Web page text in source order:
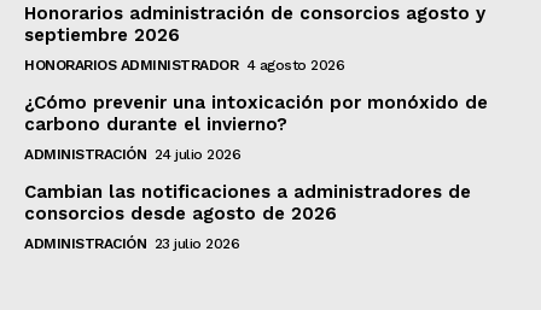
Honorarios administración de consorcios agosto y
septiembre 2026
HONORARIOS ADMINISTRADOR 4 agosto 2026
¿Cómo prevenir una intoxicación por monóxido de
carbono durante el invierno?
ADMINISTRACIÓN 24 julio 2026
Cambian las notificaciones a administradores de
consorcios desde agosto de 2026
ADMINISTRACIÓN 23 julio 2026